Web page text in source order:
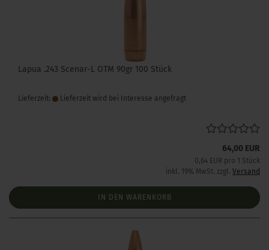
Lapua .243 Scenar-L OTM 90gr 100 Stück
Lieferzeit: Lieferzeit wird bei Interesse angefragt
64,00 EUR
0,64 EUR pro 1 Stück
inkl. 19% MwSt. zzgl. Versand
IN DEN WARENKORB